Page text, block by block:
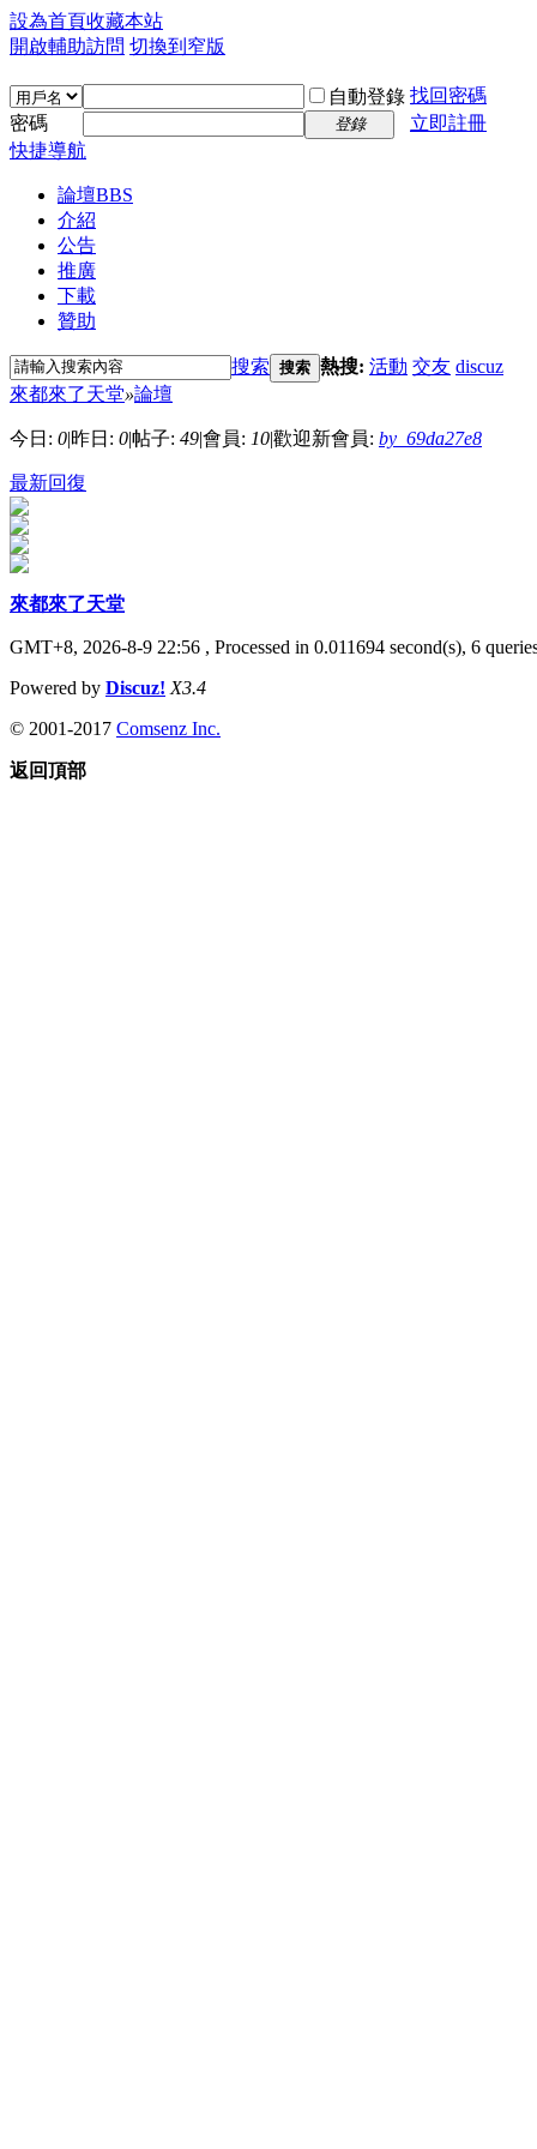
設為首頁收藏本站
開啟輔助訪問 切換到窄版
自動登錄 找回密碼
密碼
登錄
立即註冊
快捷導航
論壇BBS
介紹
公告
推廣
下載
贊助
搜索 搜索 熱搜: 活動 交友 discuz
來都來了天堂»論壇
今日: 0|昨日: 0|帖子: 49|會員: 10|歡迎新會員: by_69da27e8
最新回復
來都來了天堂
GMT+8, 2026-8-9 22:56 , Processed in 0.011694 second(s), 6
Powered by Discuz! X3.4
© 2001-2017 Comsenz Inc.
返回頂部